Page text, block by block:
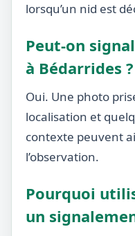
lorsqu’un nid est
Peut-on
à Bédarrides ?
Oui. Une photo
localisation et
contexte peuvent
l’observation.
Pourquoi
un